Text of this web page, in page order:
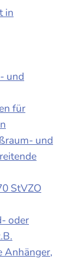
in
und
für
und
StVZO
oder
Anhänger,